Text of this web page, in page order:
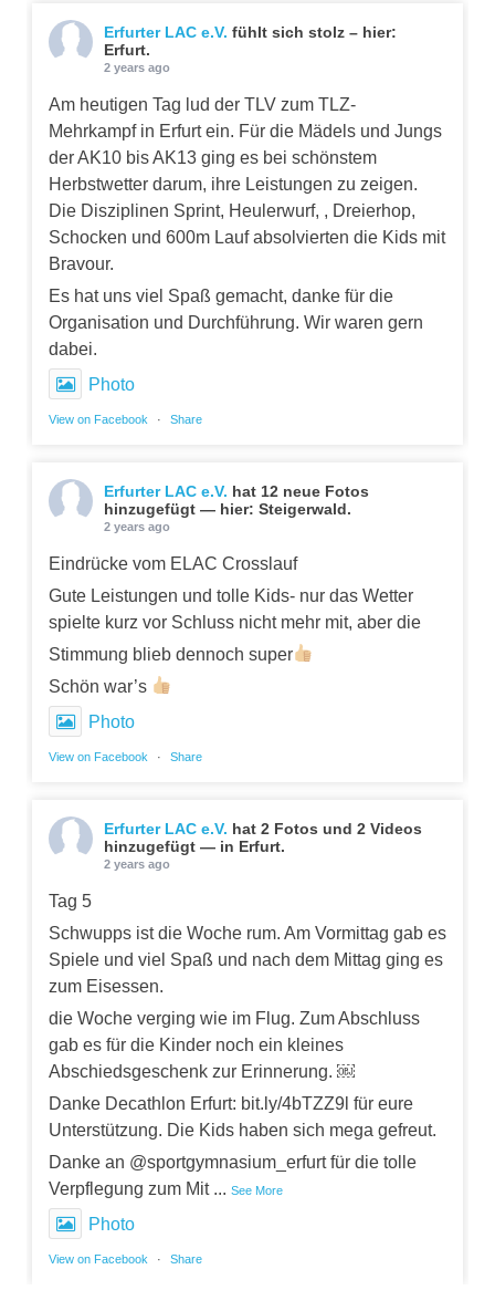
Erfurter LAC e.V. fühlt sich stolz – hier:
Erfurt.
2 years ago
Am heutigen Tag lud der TLV zum TLZ-
Mehrkampf in Erfurt ein. Für die Mädels und Jungs
der AK10 bis AK13 ging es bei schönstem
Herbstwetter darum, ihre Leistungen zu zeigen.
Die Disziplinen Sprint, Heulerwurf, , Dreierhop,
Schocken und 600m Lauf absolvierten die Kids mit
Bravour.
Es hat uns viel Spaß gemacht, danke für die
Organisation und Durchführung. Wir waren gern
dabei.
Photo
View on Facebook · Share
Erfurter LAC e.V. hat 12 neue Fotos
hinzugefügt — hier: Steigerwald.
2 years ago
Eindrücke vom ELAC Crosslauf
Gute Leistungen und tolle Kids- nur das Wetter
spielte kurz vor Schluss nicht mehr mit, aber die
Stimmung blieb dennoch super
Schön war’s
Photo
View on Facebook · Share
Erfurter LAC e.V. hat 2 Fotos und 2 Videos
hinzugefügt — in Erfurt.
2 years ago
Tag 5
Schwupps ist die Woche rum. Am Vormittag gab es
Spiele und viel Spaß und nach dem Mittag ging es
zum Eisessen.
die Woche verging wie im Flug. Zum Abschluss
gab es für die Kinder noch ein kleines
Abschiedsgeschenk zur Erinnerung. ￼
Danke Decathlon Erfurt: bit.ly/4bTZZ9l für eure
Unterstützung. Die Kids haben sich mega gefreut.
Danke an @sportgymnasium_erfurt für die tolle
Verpflegung zum Mit ... See More
Photo
View on Facebook · Share